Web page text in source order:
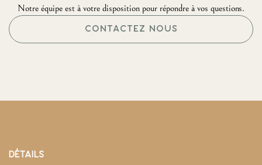
Notre équipe est à votre disposition pour répondre à vos questions.
CONTACTEZ NOUS
DÉTAILS